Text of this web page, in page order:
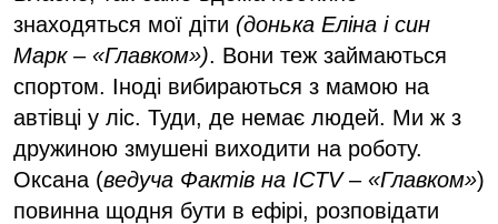
знаходяться мої діти (донька Еліна і син
Марк – «Главком»). Вони теж займаються
спортом. Іноді вибираються з мамою на
автівці у ліс. Туди, де немає людей. Ми ж з
дружиною змушені виходити на роботу.
Оксана (ведуча Фактів на ICTV– «Главком»)
повинна щодня бути в ефірі, розповідати